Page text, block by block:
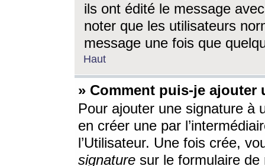
ils ont édité le message
noter que les utilisateurs
message une fois que
Haut
» Comment puis-je ajouter
Pour ajouter une signature à
en créer une par
l’Utilisateur. Une fois crée,
signature sur le formulaire de